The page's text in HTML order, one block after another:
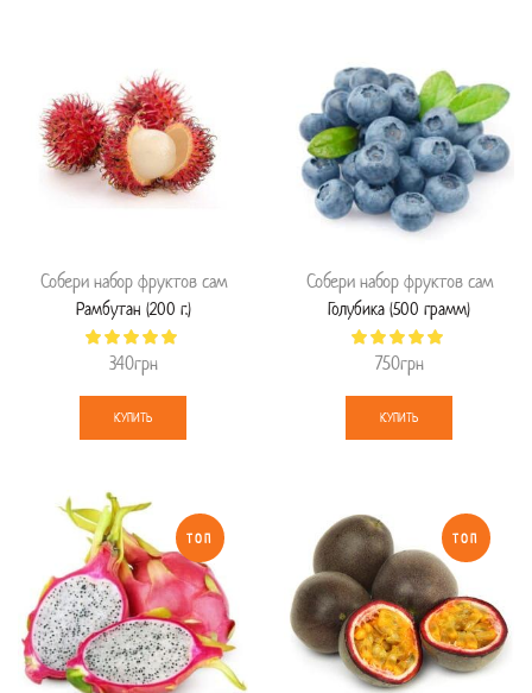
Собери набор фруктов сам
Рамбутан (200 г.)
340грн
КУПИТЬ
Собери набор фруктов сам
Голубика (500 грамм)
750грн
КУПИТЬ
ТОП ТОП